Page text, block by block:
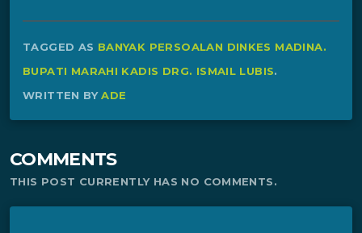
TAGGED AS BANYAK PERSOALAN DINKES MADINA.
BUPATI MARAHI KADIS DRG. ISMAIL LUBIS.
WRITTEN BYADE
COMMENTS
THIS POST CURRENTLY HAS NO COMMENTS.